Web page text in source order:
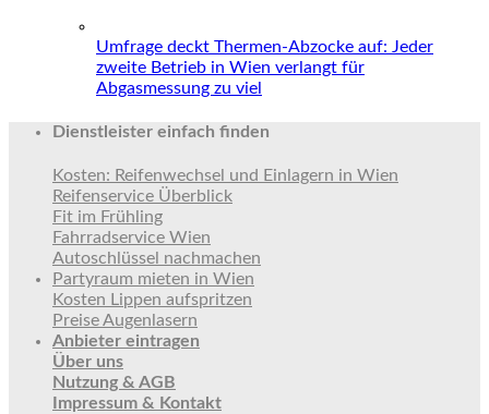
Umfrage deckt Thermen-Abzocke auf: Jeder
zweite Betrieb in Wien verlangt für
Abgasmessung zu viel
Dienstleister einfach finden
Kosten: Reifenwechsel und Einlagern in Wien
Reifenservice Überblick
Fit im Frühling
Fahrradservice Wien
Autoschlüssel nachmachen
Partyraum mieten in Wien
Kosten Lippen aufspritzen
Preise Augenlasern
Anbieter eintragen
Über uns
Nutzung & AGB
Impressum & Kontakt